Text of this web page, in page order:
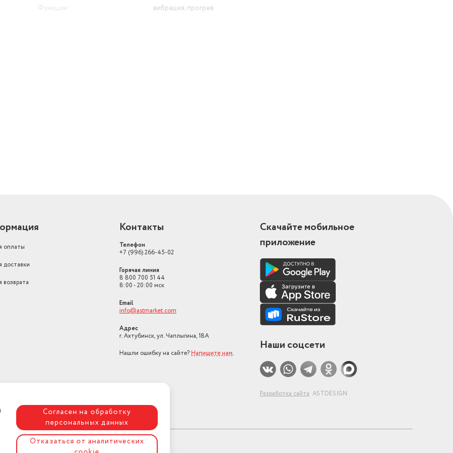
Функции
вибрация, прогрев
оплаты
доставки
возврата
Контакты
Телефон
+7 (996) 266-45-02
Горячая линия
8 800 700 51 44
8:00 - 20:00 мск
Email
info@astmarket.com
Адрес
г. Ахтубинск, ул. Чаплыгина, 18А
Нашли ошибку на сайте? Напишите нам.
Скачайте мобильное
приложение
Наши соцсети
Разработка сайта ASTDESIGN
Согласен на обработку
персональных данных
Отказаться от аналитических